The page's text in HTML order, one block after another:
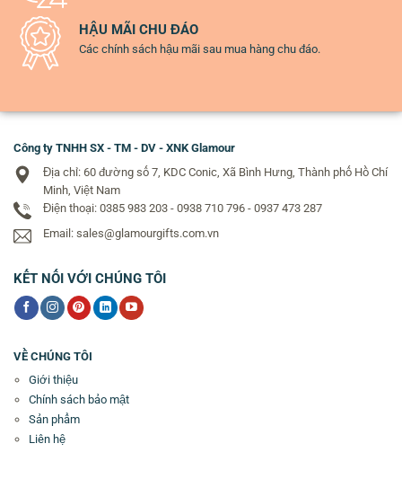
HẬU MÃI CHU ĐÁO
Các chính sách hậu mãi sau mua hàng chu đáo.
Công ty TNHH SX - TM - DV - XNK Glamour
Địa chỉ: 60 đường số 7, KDC Conic, Xã Bình Hưng, Thành phố Hồ Chí
Minh, Việt Nam
Điện thoại: 0385 983 203 - 0938 710 796 - 0937 473 287
Email: sales@glamourgifts.com.vn
KẾT NỐI VỚI CHÚNG TÔI
VỀ CHÚNG TÔI
Giới thiệu
Chính sách bảo mật
Sản phẩm
Liên hệ